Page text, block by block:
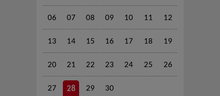
06 07 08 09 10 11 12
13 14 15 16 17 18 19
20 21 22 23 24 25 26
27 28 29 30